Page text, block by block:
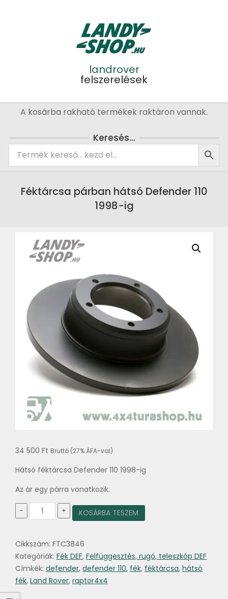
landrover
felszerelések
PrimaryA kosárba rakható termékek raktáron vannak.
Keresés…
Féktárcsa párban hátsó Defender 110
1998-ig
34 500 Ft Bruttó (27% ÁFA-val)
Hátsó féktárcsa Defender 110 1998-ig
Az ár egy párra vonatkozik.
-
Féktárcsa
párban
110
1998-
ig
mennyiség
+ KOSÁRBA TESZEM
Cikkszám: FTC3846
Kategóriák: Fék DEF, Felfüggesztés, rugó, teleszkóp DEF
Címkék: defender, defender 110, fék, féktárcsa, hátsó
fék, Land Rover, raptor4x4